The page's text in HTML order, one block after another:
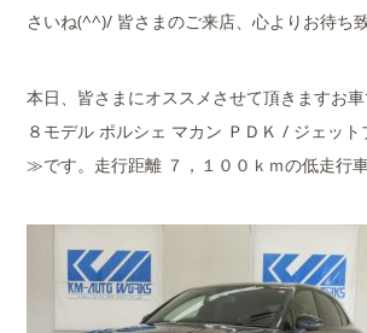
さいね(^^)/ 皆さまのご来店、心よりお待ち
本日、皆さまにオススメさせて頂きますお
８モデル ポルシェ マカン ＰＤＫ / ジェット
≫です。走行距離 ７，１００ｋｍの低走行